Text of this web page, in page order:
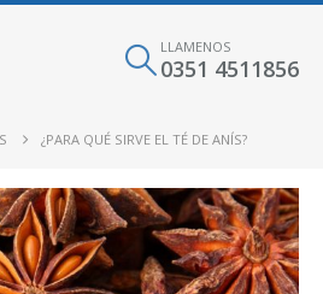
LLAMENOS
0351 4511856
¿PARA QUÉ SIRVE EL TÉ DE ANÍS?